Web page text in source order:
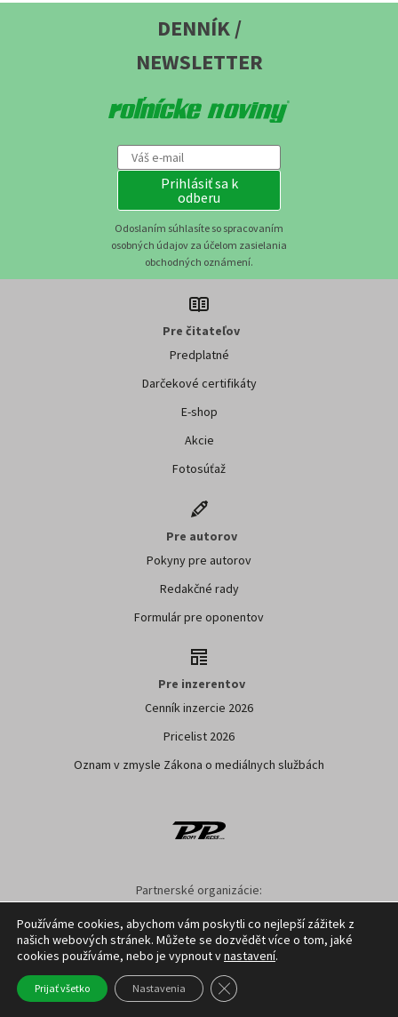
DENNÍK /
NEWSLETTER
Prihlásiť sa k
odberu
Odoslaním súhlasíte so spracovaním
osobných údajov za účelom zasielania
obchodných oznámení.
Pre čitateľov
Predplatné
Darčekové certifikáty
E-shop
Akcie
Fotosúťaž
Pre autorov
Pokyny pre autorov
Redakčné rady
Formulár pre oponentov
Pre inzerentov
Cenník inzercie 2026
Pricelist 2026
Oznam v zmysle Zákona o mediálnych službách
Partnerské organizácie:
Nastavenie cookies GDPR Facebook Kontakt
Copyright ©2026Profi Press s.r.o.
Používáme cookies, abychom vám poskytli co nejlepší zážitek z
našich webových stránek. Můžete se dozvědět více o tom, jaké
cookies používáme, nebo je vypnout vnastavení.
Prijať všetko Nastavenia Close GDPR Cookie Banner